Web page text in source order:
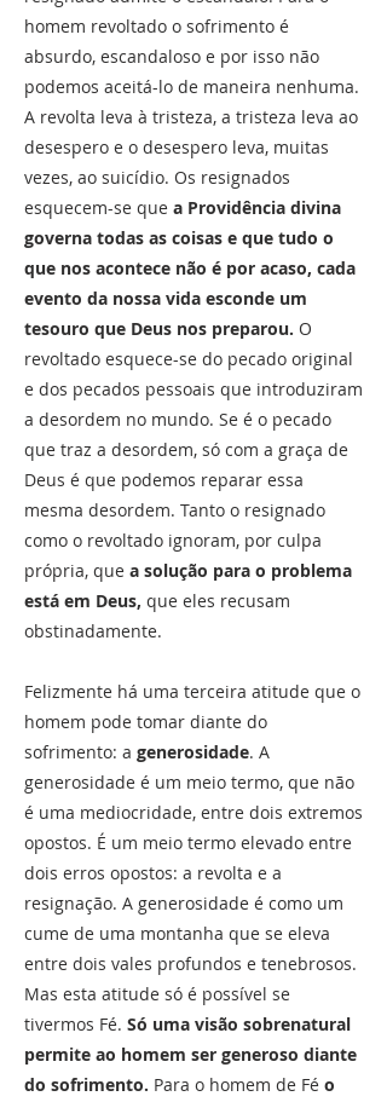
homem revoltado o sofrimento é
absurdo, escandaloso e por isso não
podemos aceitá-lo de maneira nenhuma.
A revolta leva à tristeza, a tristeza leva ao
desespero e o desespero leva, muitas
vezes, ao suicídio. Os resignados
esquecem-se que a Providência divina
governa todas as coisas e que tudo o
que nos acontece não é por acaso, cada
evento da nossa vida esconde um
tesouro que Deus nos preparou. O
revoltado esquece-se do pecado original
e dos pecados pessoais que introduziram
a desordem no mundo. Se é o pecado
que traz a desordem, só com a graça de
Deus é que podemos reparar essa
mesma desordem. Tanto o resignado
como o revoltado ignoram, por culpa
própria, que a solução para o problema
está em Deus, que eles recusam
obstinadamente.
Felizmente há uma terceira atitude que o
homem pode tomar diante do
sofrimento: a generosidade. A
generosidade é um meio termo, que não
é uma mediocridade, entre dois extremos
opostos. É um meio termo elevado entre
dois erros opostos: a revolta e a
resignação. A generosidade é como um
cume de uma montanha que se eleva
entre dois vales profundos e tenebrosos.
Mas esta atitude só é possível se
tivermos Fé. Só uma visão sobrenatural
permite ao homem ser generoso diante
do sofrimento. Para o homem de Fé o